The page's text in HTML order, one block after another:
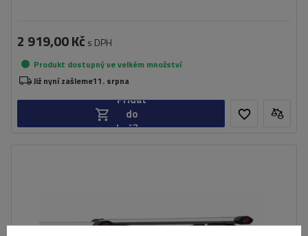
2 919,00 Kč s DPH
Produkt dostupný ve velkém množství
Již nyní zašleme11. srpna
Přidat
do
košíku